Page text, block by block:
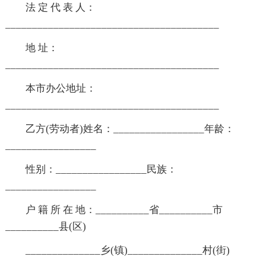
法 定 代 表 人：
地 址：
本市办公地址：
乙方(劳动者)姓名：_________________年龄：
性别：_________________民族：
户 籍 所 在 地：__________省__________市
__________县(区)
______________乡(镇)______________村(街)